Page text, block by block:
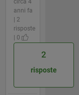
circa 4
anni fa
| 2
risposte
| 0
2
risposte